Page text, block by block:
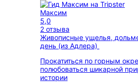
Максим
5,0
2 отзыва
Живописные ущелья,
день (из Адлера)
Прокатиться по горным
полюбоваться шикарной
истории